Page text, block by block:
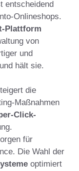
entscheidend
Onlineshops.
Plattform
von
und
hält sie.
die
Maßnahmen
Click-
für
Die Wahl der
optimiert